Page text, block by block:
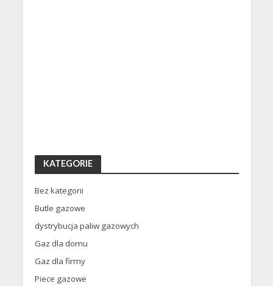
KATEGORIE
Bez kategorii
Butle gazowe
dystrybucja paliw gazowych
Gaz dla domu
Gaz dla firmy
Piece gazowe